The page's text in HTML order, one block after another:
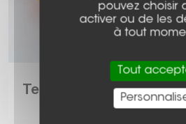
Terrines et pâtés
pouvez choisir
activer ou de les
à tout
Tout